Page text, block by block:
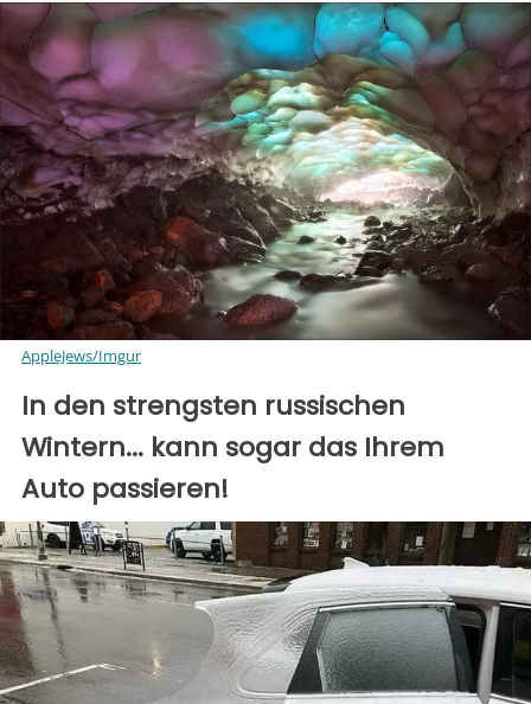
AppleJews/Imgur
In den strengsten russischen
Wintern... kann sogar das Ihrem
Auto passieren!